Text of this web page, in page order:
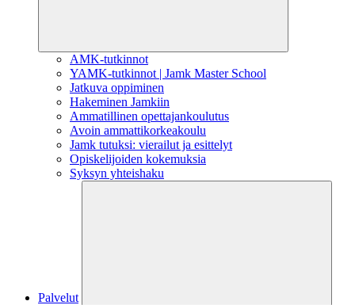
AMK-tutkinnot
YAMK-tutkinnot | Jamk Master School
Jatkuva oppiminen
Hakeminen Jamkiin
Ammatillinen opettajankoulutus
Avoin ammattikorkeakoulu
Jamk tutuksi: vierailut ja esittelyt
Opiskelijoiden kokemuksia
Syksyn yhteishaku
Palvelut